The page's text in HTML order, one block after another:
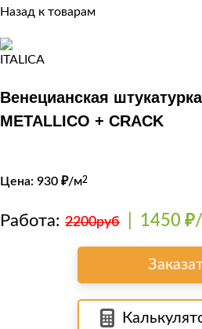
Назад к товарам
Венецианская
METALLICO + СRACK
Цена: 930 ₽/м2
Работа: 2200руб 1450